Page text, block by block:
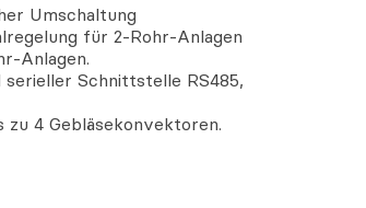
Umschaltung
für 2-Rohr-Anlagen
Anlagen.
Schnittstelle RS485,
4 Gebläsekonvektoren.